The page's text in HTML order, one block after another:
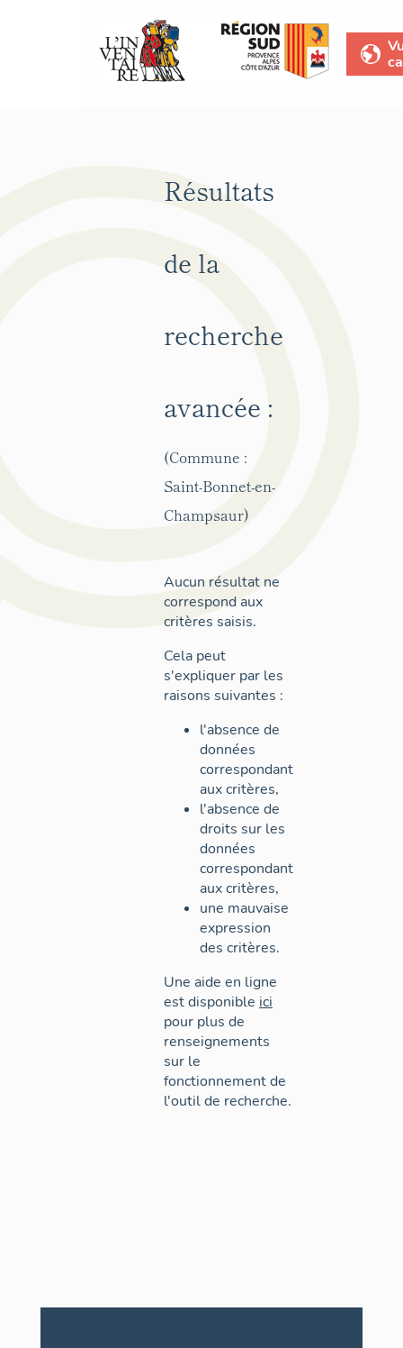
Résultats
de la
recherche
avancée :
(Commune :
Saint-Bonnet-en-
Champsaur)
Aucun résultat ne
correspond aux
critères saisis.
Cela peut
s'expliquer par les
raisons suivantes :
l'absence de
données
correspondant
aux critères,
l'absence de
droits sur les
données
correspondant
aux critères,
une mauvaise
expression
des critères.
Une aide en ligne
est disponible ici
pour plus de
renseignements
sur le
fonctionnement de
l'outil de recherche.